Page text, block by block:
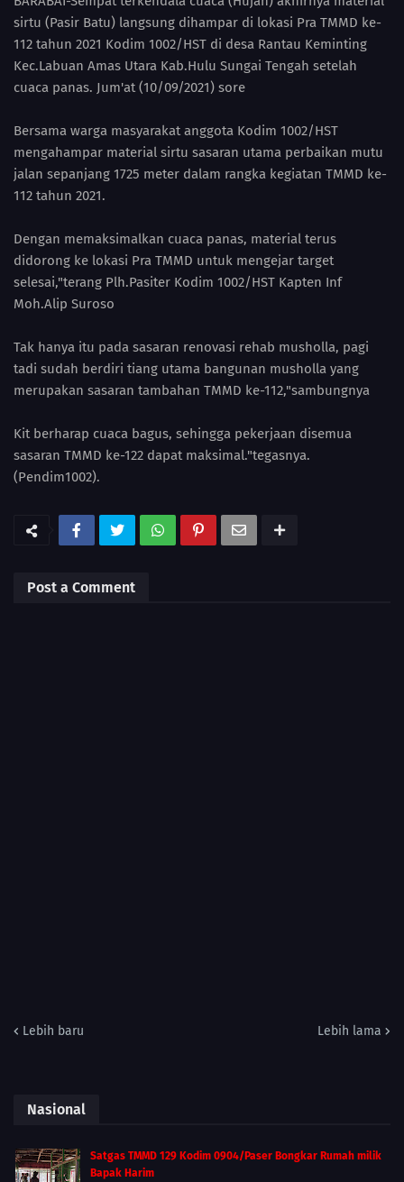
sirtu (Pasir Batu) langsung dihampar di lokasi Pra TMMD ke-
112 tahun 2021 Kodim 1002/HST di desa Rantau Keminting
Kec.Labuan Amas Utara Kab.Hulu Sungai Tengah setelah
cuaca panas. Jum'at (10/09/2021) sore
Bersama warga masyarakat anggota Kodim 1002/HST
mengahampar material sirtu sasaran utama perbaikan mutu
jalan sepanjang 1725 meter dalam rangka kegiatan TMMD ke-
112 tahun 2021.
Dengan memaksimalkan cuaca panas, material terus
didorong ke lokasi Pra TMMD untuk mengejar target
selesai,"terang Plh.Pasiter Kodim 1002/HST Kapten Inf
Moh.Alip Suroso
Tak hanya itu pada sasaran renovasi rehab musholla, pagi
tadi sudah berdiri tiang utama bangunan musholla yang
merupakan sasaran tambahan TMMD ke-112,"sambungnya
Kit berharap cuaca bagus, sehingga pekerjaan disemua
sasaran TMMD ke-122 dapat maksimal."tegasnya.
(Pendim1002).
Post a Comment
Lebih baru Lebih lama
Nasional
Satgas TMMD 129 Kodim 0904/Paser Bongkar Rumah milik
Bapak Harim